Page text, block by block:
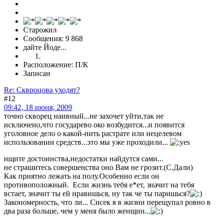
Старожил
Сообщения: 9 868
дайте Йоде...
Расположение: П/К
Записан
Re: Сквроцова уходят?
#12
09:42, 18 июня, 2009
точно скворец наивный...не захочет уйти,так не
исключено,что государево око возбудится...и появится
уголовное дело о какой-нить растрате или нецелевом
использовании средств...это мы уже проходили...
ищите достоинства,недостатки найдутся сами...
не страшитесь совершенства оно Вам не грозит.(С.Дали)
Как приятно лежать на полу.Особенно если он
противоположный. Если жизнь тебя е*ет, значит на тебя
встает, значит ты ей нравишься, ну так че ты паришься?
Закономерность, что ли... Сисек я в жизни перещупал ровно в
два раза больше, чем у меня было женщин...